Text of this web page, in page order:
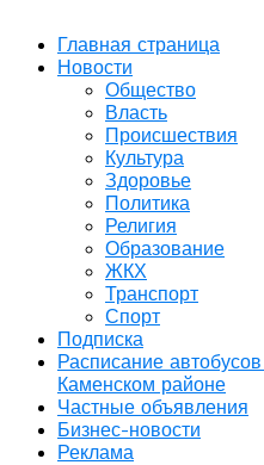
Главная страница
Новости
Общество
Власть
Происшествия
Культура
Здоровье
Политика
Религия
Образование
ЖКХ
Транспорт
Спорт
Подписка
Расписание
Каменском районе
Частные объявления
Бизнес-новости
Реклама